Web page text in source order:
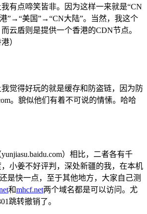
有点啼笑皆非。因为这样一来就是“CN
”→“美国”→“CN大陆”。当然，我这个
云盾则是提供一个香港的CDN节点。
）
觉得好玩的就是缓存和防盗链，因为防
。貌似他们有着不可说的情愫。哈哈
）相比，二者各有千
小姜不好评判，深处新疆的我，在本机
是快一点，至于其他地方，大家自己测
和mhcf.net两个域名都是可以访问。尤
跳转撤销了。